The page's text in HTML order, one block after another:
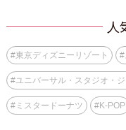
人
#東京ディズニーリゾート #
#ユニバーサル・スタジオ・
#ミスタードーナツ #K-POP